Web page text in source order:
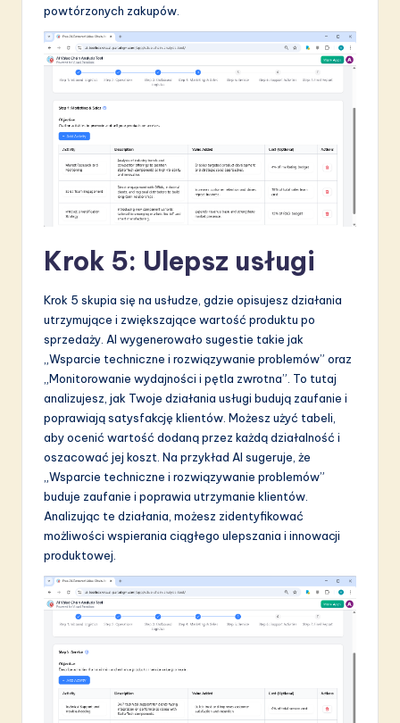
powtórzonych zakupów.
Krok 5: Ulepsz usługi
Krok 5 skupia się na usłudze, gdzie opisujesz działania
utrzymujące i zwiększające wartość produktu po
sprzedaży. AI wygenerowało sugestie takie jak
„Wsparcie techniczne i rozwiązywanie problemów” oraz
„Monitorowanie wydajności i pętla zwrotna”. To tutaj
analizujesz, jak Twoje działania usługi budują zaufanie i
poprawiają satysfakcję klientów. Możesz użyć tabeli,
aby ocenić wartość dodaną przez każdą działalność i
oszacować jej koszt. Na przykład AI sugeruje, że
„Wsparcie techniczne i rozwiązywanie problemów”
buduje zaufanie i poprawia utrzymanie klientów.
Analizując te działania, możesz zidentyfikować
możliwości wspierania ciągłego ulepszania i innowacji
produktowej.